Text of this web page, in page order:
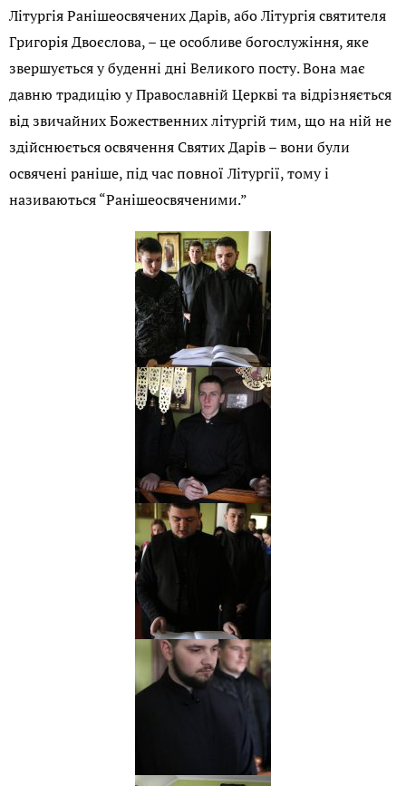
Літургія Ранішеосвячених Дарів, або Літургія святителя
Григорія Двоєслова, – це особливе богослужіння, яке
звершується у буденні дні Великого посту. Вона має
давню традицію у Православній Церкві та відрізняється
від звичайних Божественних літургій тим, що на ній не
здійснюється освячення Святих Дарів – вони були
освячені раніше, під час повної Літургії, тому і
називаються “Ранішеосвяченими.”